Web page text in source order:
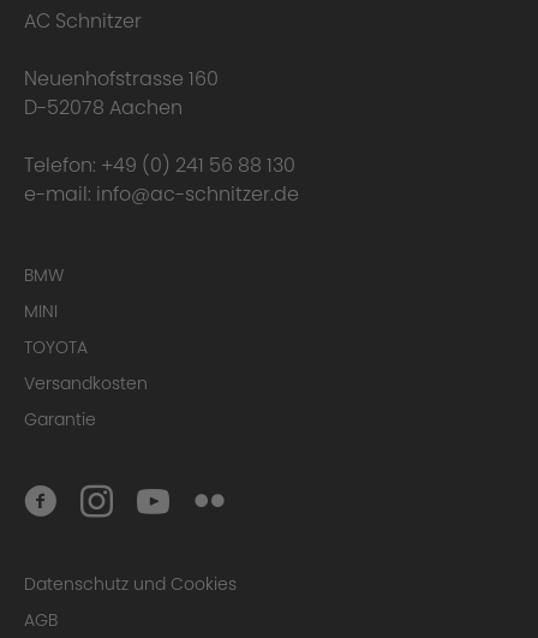
Einzigartigkeit der AC5 Flowforming Felge:
AC Schnitzer
Neuenhofstrasse 160
D-52078 Aachen
Telefon: +49 (0) 241 56 88 130
e-mail: info@ac-schnitzer.de
BMW
MINI
TOYOTA
Versandkosten
Garantie
Datenschutz und Cookies
AGB